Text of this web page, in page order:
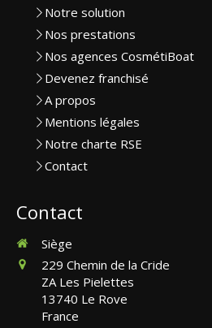
Notre solution
Nos prestations
Nos agences CosmétiBoat
Devenez franchisé
A propos
Mentions légales
Notre charte RSE
Contact
Contact
Siège
229 Chemin de la Cride
ZA Les Pielettes
13740 Le Rove
France